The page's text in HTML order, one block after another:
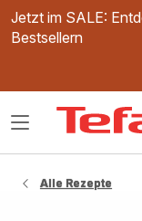
Jetzt im SALE:
Bestsellern
Das
Alle Rezepte